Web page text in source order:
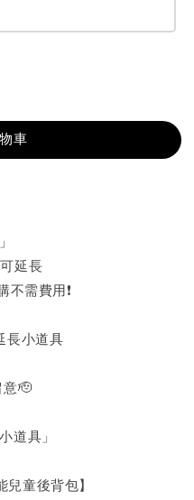
車
延長
不需費用❗️
長小道具
意🫡
道具」
童後背包】